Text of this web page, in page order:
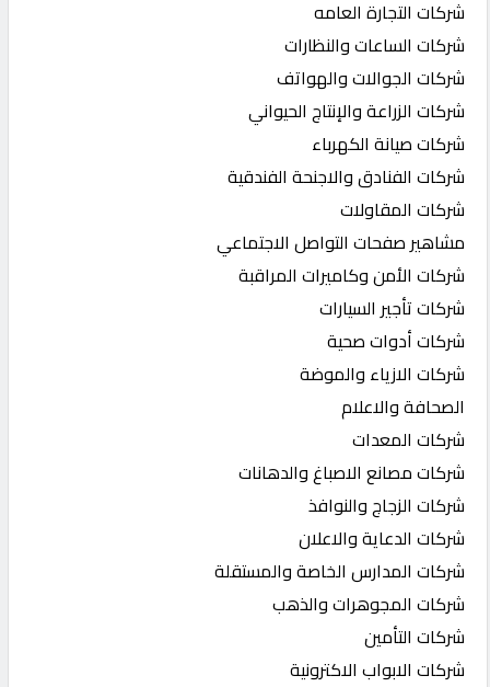
شركات التجارة العامه
شركات الساعات والنظارات
شركات الجوالات والهواتف
شركات الزراعة والإنتاج الحيواني
شركات صيانة الكهرباء
شركات الفنادق والاجنحة الفندقية
شركات المقاولات
مشاهير صفحات التواصل الاجتماعي
شركات الأمن وكاميرات المراقبة
شركات تأجير السيارات
شركات أدوات صحية
شركات الازياء والموضة
الصحافة والاعلام
شركات المعدات
شركات مصانع الاصباغ والدهانات
شركات الزجاج والنوافذ
شركات الدعاية والاعلان
شركات المدارس الخاصة والمستقلة
شركات المجوهرات والذهب
شركات التأمين
شركات الابواب الاكترونية